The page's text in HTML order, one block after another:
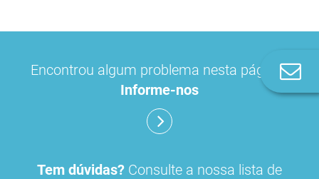
Encontrou algum problema nesta página?
Informe-nos
Tem dúvidas? Consulte a nossa lista de